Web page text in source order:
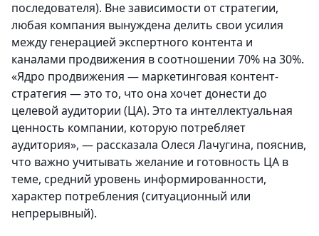
последователя). Вне зависимости от стратегии,
любая компания вынуждена делить свои усилия
между генерацией экспертного контента и
каналами продвижения в соотношении 70% на 30%.
«Ядро продвижения — маркетинговая контент-
стратегия — это то, что она хочет донести до
целевой аудитории (ЦА). Это та интеллектуальная
ценность компании, которую потребляет
аудитория», — рассказала Олеся Лачугина, пояснив,
что важно учитывать желание и готовность ЦА в
теме, средний уровень информированности,
характер потребления (ситуационный или
непрерывный).